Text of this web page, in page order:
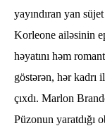
yayındıran yan
Korleone ailəsinin
həyatını həm
göstərən, hər kadrı
çıxdı. Marlon
Püzonun yaratdığı